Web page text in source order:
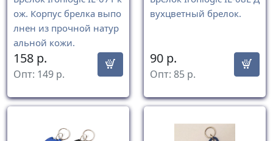
ож. Корпус брелка выпо
лнен из прочной натур
альной кожи.
158 р.
Опт: 149 р.
вухцветный брелок.
90 р.
Опт: 85 р.